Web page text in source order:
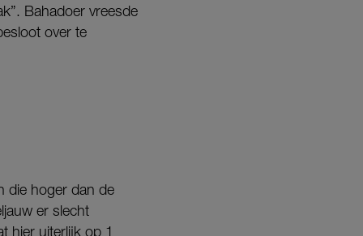
Bahadoer vreesde
over te
die hoger dan de
er slecht
hier uiterlijk op 1